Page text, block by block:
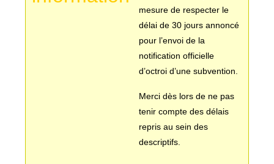
mesure de respecter le
délai de 30 jours annoncé
pour l’envoi de la
notification officielle
d’octroi d’une subvention.
Merci dès lors de ne pas
tenir compte des délais
repris au sein des
descriptifs.
Théâtre, Cirque et Arts de la rue,